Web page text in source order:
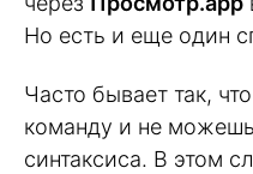
Но есть и еще один
Часто бывает так,
команду и не
синтаксиса. В этом